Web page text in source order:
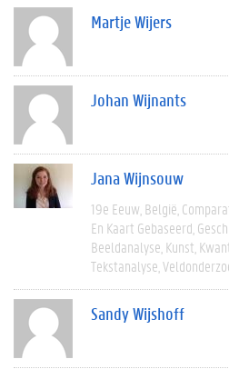
Martje Wijers
Johan Wijnants
Jana Wijnsouw
19e Eeuw België
En Kaart Gebaseerd
Beeldanalyse Kunst
Tekstanalyse
Sandy Wijshoff